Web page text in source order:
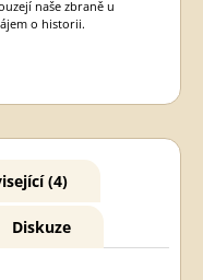
naše zbraně u
o historii.
(4)
Diskuze